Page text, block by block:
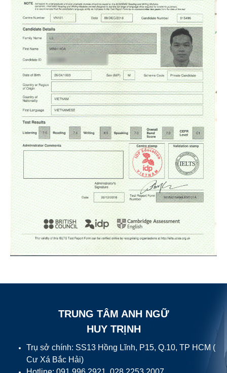
TRUNG TÂM ANH NGỮ
HUY TRỊNH
Trụ sở chính: SS13 Hồng Lĩnh, P15, Q.10, TP HCM (
Cư Xá Bắc Hải)